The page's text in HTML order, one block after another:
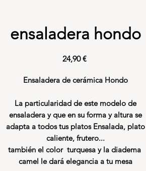
ensaladera hondo
24,90 €Precio
Ensaladera de cerámica Hondo
La particularidad de este modelo de
ensaladera y que en su forma y altura se
adapta a todos tus platos Ensalada, plato
caliente, frutero...
también el color turquesa y la diadema
camel le dará elegancia a tu mesa